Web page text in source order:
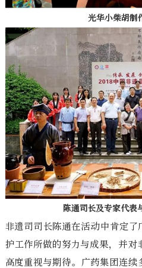
光华小柴胡制
陈通司长及专家代表
非遗司司长陈通在活动中肯定
护工作所做的努力与成果，并
高度重视与期待。广药集团连